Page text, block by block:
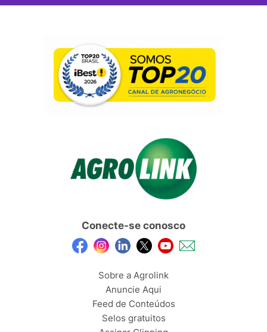
Conecte-se conosco
Sobre a Agrolink
Anuncie Aqui
Feed de Conteúdos
Selos gratuitos